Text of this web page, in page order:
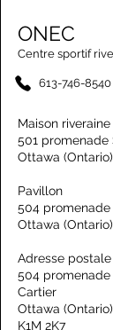
ONEC
Centre sportif
613-746-8540
Maison riveraine
501 promenade
Ottawa (Ontario)
Pavillon
504 promenade
Ottawa (Ontario)
Adresse
504 promenade
Cartier
Ottawa (Ontario)
K1M 2K7